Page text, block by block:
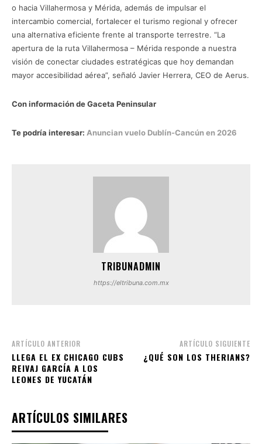
o hacia Villahermosa y Mérida, además de impulsar el
intercambio comercial, fortalecer el turismo regional y ofrecer
una alternativa eficiente frente al transporte terrestre. “La
apertura de la ruta Villahermosa – Mérida responde a nuestra
visión de conectar ciudades estratégicas que hoy demandan
mayor accesibilidad aérea”, señaló Javier Herrera, CEO de Aerus.
Con información de Gaceta Peninsular
Te podría interesar: Anuncian vuelo Dublín-Cancún en 2026
TRIBUNADMIN
https://eltribuna.com.mx
ARTÍCULO ANTERIOR
LLEGA EL EX CHICAGO CUBS
REIVAJ GARCÍA A LOS
LEONES DE YUCATÁN
ARTÍCULO SIGUIENTE
¿QUÉ SON LOS THERIANS?
ARTÍCULOS SIMILARES